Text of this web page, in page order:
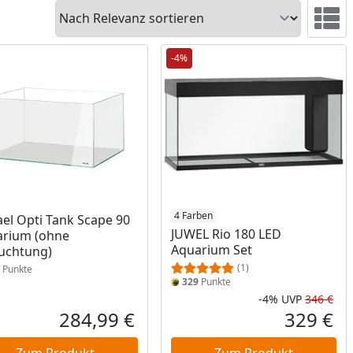
Sortieren
Opti Tank Scape 90
(ohne
Punkte
Aktueller Preis
284,99 €
-4%
4 Farben
JUWEL Rio 180 LED
Aquarium Set
(1)
329 Punkte
-4% UVP 346 €
329 €